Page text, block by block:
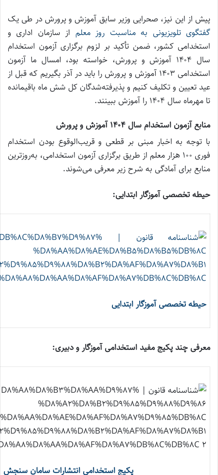
پیش از این نیز، صحرایی وزیر سابق آموزش و پرورش در طی یک
گفتگوی تلویزیونی به مناسبت روز معلم از سازمان اداری و
استخدامی کشور، ضمن تأکید بر لزوم برگزاری آزمون استخدام
سال ۱۴۰۴ آموزش‌ و پرورش، خواسته بود، امسال ما آزمون
استخدامی ۱۴۰۳ آموزش و پرورش را باید در آذر بگیریم که قبل از
عید تعیین و تکلیف کنیم و پذیرفته‌شدگان کل شش ماه باقیمانده
تا مهرماه سال ۱۴۰۴ را آموزش ببینند.
منابع آزمون استخدام سال ۱۴۰۴ آموزش‌ و پرورش
با توجه به اخبار مبنی بر قطعی و قریب‌الوقوع بودن استخدام
فوری ۱۰۰ هزار معلم از طریق برگزاری آزمون استخدامی، به‌روز‌ترین
منابع برای آمادگی به شرح زیر معرفی می‌شوند.
حیطه تخصصی آموزگار ابتدایی:
حیطه تخصصی آموزگار ابتدایی
معرفی چند پکیج مفید استخدامی آموزگار و دبیری:
پکیج استخدامی انتشارات سامان سنجش